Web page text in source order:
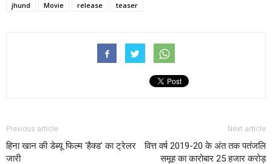
jhund
Movie release teaser
Previous article
हिना खान की डेब्यू फिल्म ‘हैक्ड’ का ट्रेलर
जारी
Next article
वित्त वर्ष 2019-20 के अंत तक पतंजलि
समूह का कारोबार 25 हजार करोड़